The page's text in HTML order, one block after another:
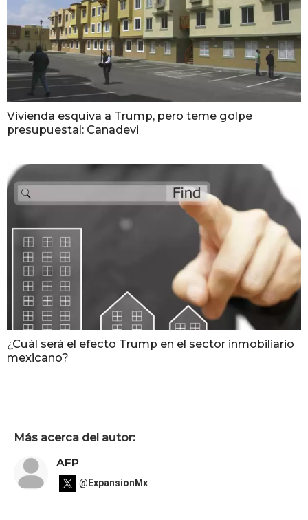
Vivienda esquiva a Trump, pero teme golpe
presupuestal: Canadevi
¿Cuál será el efecto Trump en el sector inmobiliario
mexicano?
Más acerca del autor:
AFP
@ExpansionMx